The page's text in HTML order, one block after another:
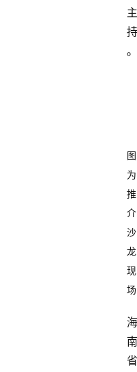
主
持
。
图
为
推
介
沙
龙
现
场
海
南
省